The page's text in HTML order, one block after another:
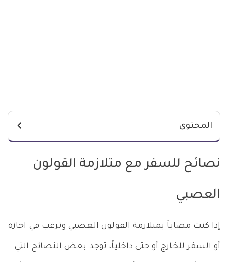
المحتوى
نصائح للسفر مع متلازمة القولون
العصبي
إذا كنت مصاباً بمتلازمة القولون العصبي وترغب في اجازة
أو السفر للخارج أو حتى داخلياً، توجد بعض النصائح التي